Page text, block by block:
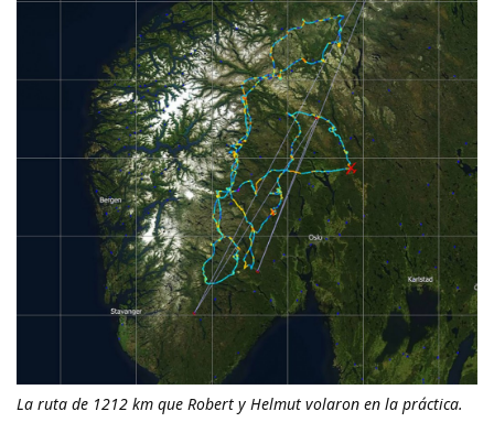
La ruta de 1212 km que Robert y Helmut volaron en la práctica.